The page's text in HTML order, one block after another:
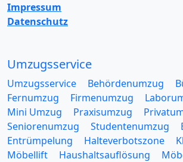
Impressum
Datenschutz
Umzugsservice
Umzugsservice Behördenumzug
Fernumzug
Firmenumzug
Mini Umzug
Praxisumzug
Seniorenumzug
Studentenumzug
Entrümpelung
Halteverbotszone
Möbellift
Haushaltsauflösung